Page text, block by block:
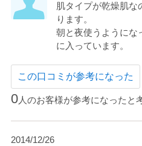
肌タイプが乾燥肌な
ります。
朝と夜使うようにな
に入っています。
この口コミが参考になった
0人のお客様が参考になったと
2014/12/26